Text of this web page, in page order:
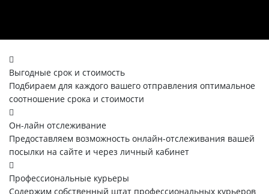
Выгодные срок и стоимость
Подбираем для каждого вашего отправления оптимальное
соотношение срока и стоимости
Он-лайн отслеживание
Предоставляем возможность онлайн-отслеживания вашей
посылки на сайте и через личный кабинет
Профессиональные курьеры
Содержим собственный штат профессиональных курьеров